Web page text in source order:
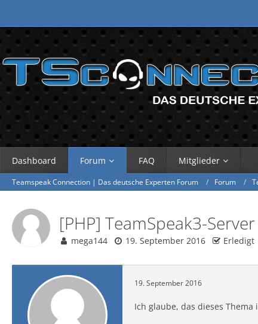
Dashboard Forum FAQ Mitglieder
Teamspeak Connection | Das deutsche Experten Forum Forum
[PHP] TeamSpeak3-
mega144 19. September 2016 Erledigt
19. September 2016
Ich glaube, das dieses Thema